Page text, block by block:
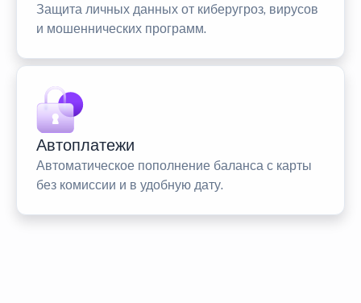
Защита личных данных от киберугроз, вирусов
и мошеннических программ.
Автоплатежи
Автоматическое пополнение баланса с карты
без комиссии и в удобную дату.